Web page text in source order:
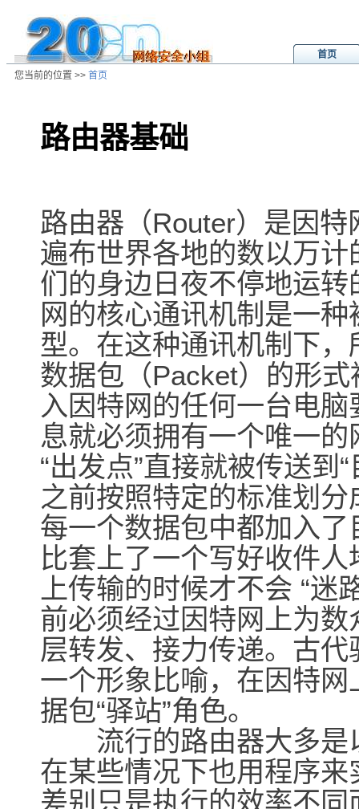
首页
您当前的位置 >> 首页
路由器基础
路由器（Router）是因
遍布世界各地的数以万
们的身边日夜不停地运转
网的核心通讯机制是一种
型。在这种通讯机制下
数据包（Packet）的形
入因特网的任何一台电
息就必须拥有一个唯一的
“出发点”直接就被传送到
之前按照特定的标准划
每一个数据包中都加入
比套上了一个写好收件
上传输的时候才不会 “迷
前必须经过因特网上为
层转发、接力传递。古
一个形象比喻，在因特
据包“驿站”角色。
流行的路由器大多是
在某些情况下也用程序来
差别只是执行的效率不